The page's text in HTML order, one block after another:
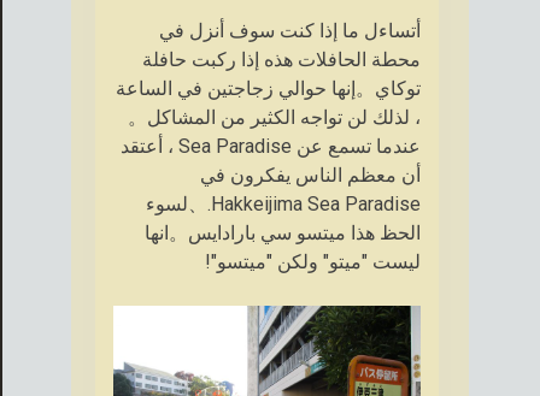
أتساءل ما إذا كنت سوف أنزل في
محطة الحافلات هذه إذا ركبت حافلة
توكاي。إنها حوالي زجاجتين في الساعة
، لذلك لن تواجه الكثير من المشاكل。
عندما تسمع عن Sea Paradise ، أعتقد
أن معظم الناس يفكرون في
Hakkeijima Sea Paradise.、لسوء
الحظ هذا ميتسو سي بارادايس。انها
ليست "ميتو" ولكن "ميتسو"!